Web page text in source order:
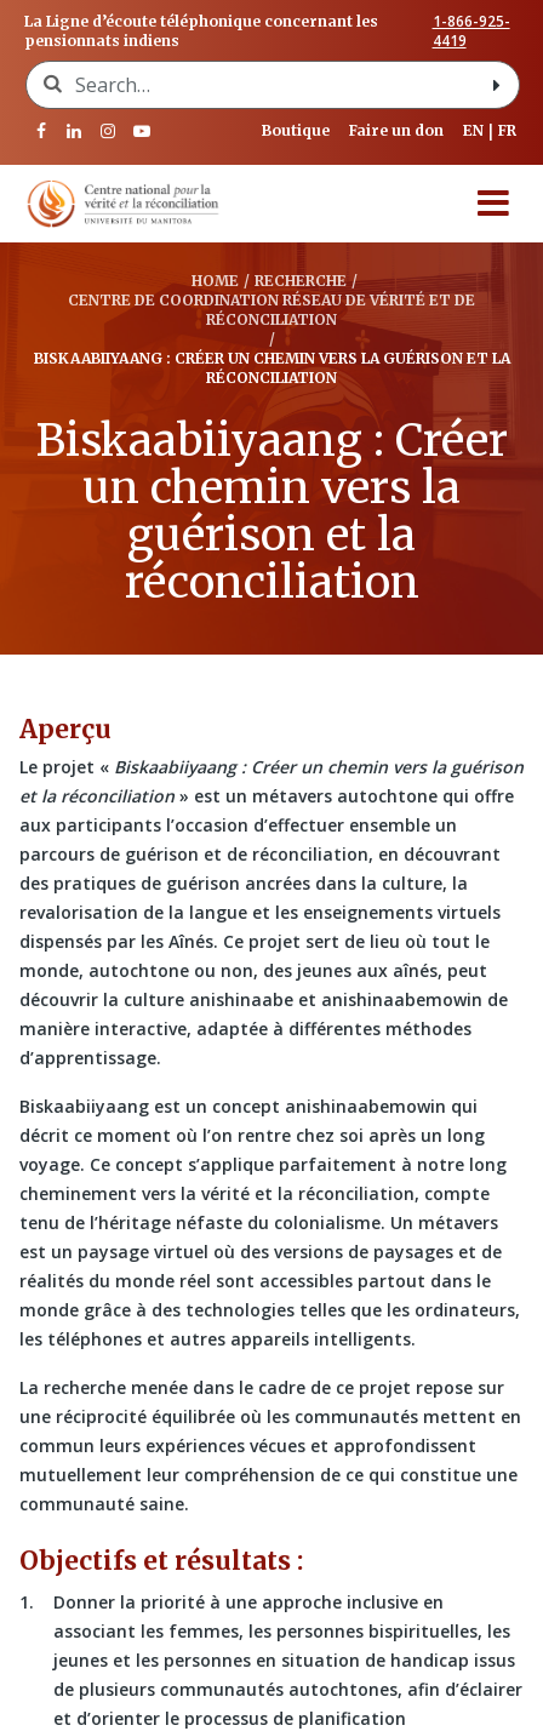
La Ligne d’écoute téléphonique concernant les
pensionnats indiens
1-866-925-
4419
Search for:
Boutique Faire un don EN FR
HOME / RECHERCHE /
CENTRE DE COORDINATION RÉSEAU DE VÉRITÉ ET DE
RÉCONCILIATION
/
BISKAABIIYAANG : CRÉER UN CHEMIN VERS LA GUÉRISON ET LA
RÉCONCILIATION
Biskaabiiyaang : Créer
un chemin vers la
guérison et la
réconciliation
Aperçu
Le projet « Biskaabiiyaang : Créer un chemin vers la guérison
et la réconciliation » est un métavers autochtone qui offre
aux participants l’occasion d’effectuer ensemble un
parcours de guérison et de réconciliation, en découvrant
des pratiques de guérison ancrées dans la culture, la
revalorisation de la langue et les enseignements virtuels
dispensés par les Aînés. Ce projet sert de lieu où tout le
monde, autochtone ou non, des jeunes aux aînés, peut
découvrir la culture anishinaabe et anishinaabemowin de
manière interactive, adaptée à différentes méthodes
d’apprentissage.
Biskaabiiyaang est un concept anishinaabemowin qui
décrit ce moment où l’on rentre chez soi après un long
voyage. Ce concept s’applique parfaitement à notre long
cheminement vers la vérité et la réconciliation, compte
tenu de l’héritage néfaste du colonialisme. Un métavers
est un paysage virtuel où des versions de paysages et de
réalités du monde réel sont accessibles partout dans le
monde grâce à des technologies telles que les ordinateurs,
les téléphones et autres appareils intelligents.
La recherche menée dans le cadre de ce projet repose sur
une réciprocité équilibrée où les communautés mettent en
commun leurs expériences vécues et approfondissent
mutuellement leur compréhension de ce qui constitue une
communauté saine.
Objectifs et résultats :
Donner la priorité à une approche inclusive en
associant les femmes, les personnes bispirituelles, les
jeunes et les personnes en situation de handicap issus
de plusieurs communautés autochtones, afin d’éclairer
et d’orienter le processus de planification